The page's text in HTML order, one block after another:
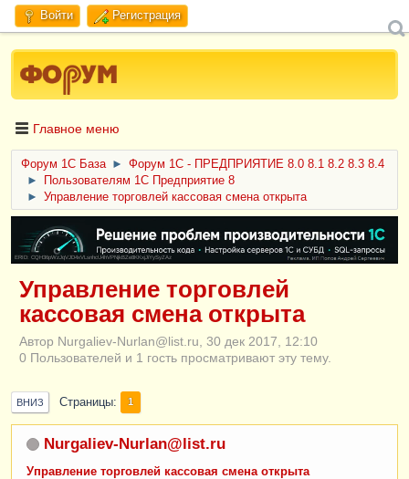
Войти Регистрация
Главное меню
Форум 1C База ►
Форум 1С - ПРЕДПРИЯТИЕ 8.0 8.1 8.2 8.3 8.4
►
Пользователям 1С Предприятие 8
►
Управление торговлей кассовая смена открыта
ERID: CQH36pWzJqVJD4xVLsnhcU4hVPNjkBZe8KKxjJiYySyZAz
Управление торговлей
кассовая смена открыта
Автор Nurgaliev-Nurlan@list.ru, 30 дек 2017, 12:10
0 Пользователей и 1 гость просматривают эту тему.
ВНИЗ Страницы 1
Nurgaliev-Nurlan@list.ru
Управление торговлей кассовая смена открыта